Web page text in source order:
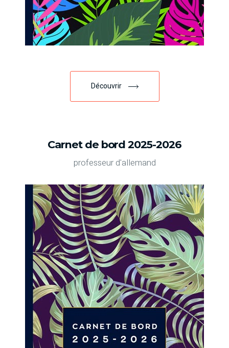
Découvrir
Carnet de bord 2025-2026
professeur d'allemand